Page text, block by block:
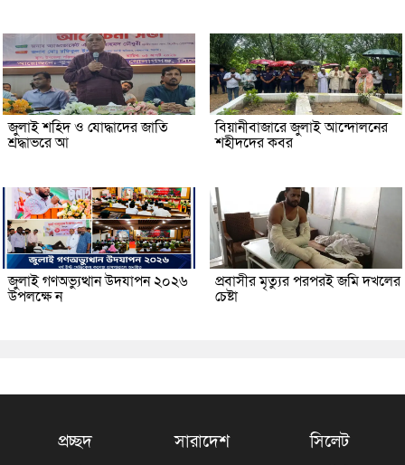
জুলাই শহিদ ও যোদ্ধাদের জাতি
শ্রদ্ধাভরে আ
বিয়ানীবাজারে জুলাই আন্দোলনের
শহীদদের কবর
জুলাই গণঅভ্যুত্থান উদযাপন ২০২৬
উপলক্ষে ন
প্রবাসীর মৃত্যুর পরপরই জমি দখলের
চেষ্টা
প্রচ্ছদ সারাদেশ
সিলেট